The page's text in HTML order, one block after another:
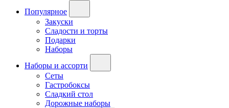
Популярное
Закуски
Сладости и торты
Подарки
Наборы
Наборы и ассорти
Сеты
Гастробоксы
Сладкий стол
Дорожные наборы